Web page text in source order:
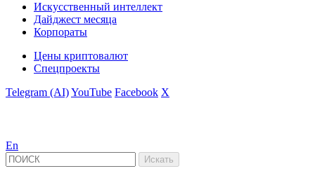
Искусственный интеллект
Дайджест месяца
Корпораты
Цены криптовалют
Спецпроекты
Telegram (AI)YouTube Facebook X
En